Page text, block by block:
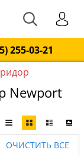
255-03-21
Newport
ОЧИСТИТЬ ВСЕ